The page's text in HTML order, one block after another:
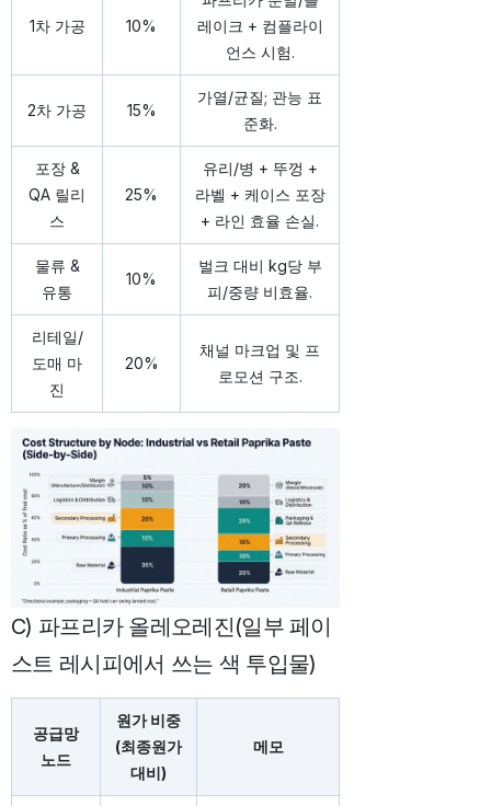
1차 가공 10%
레이크 + 컴플라이
언스 시험.
2차 가공 15%
가열/균질; 관능 표
준화.
포장 &
QA 릴리
스
25%
유리/병 + 뚜껑 +
라벨 + 케이스 포장
+ 라인 효율 손실.
물류 &
유통
10%
벌크 대비 kg당 부
피/중량 비효율.
리테일/
도매 마
진
20%
채널 마크업 및 프
로모션 구조.
C) 파프리카 올레오레진(일부 페이
스트 레시피에서 쓰는 색 투입물)
공급망
노드
원가 비중
(최종원가
대비)
메모